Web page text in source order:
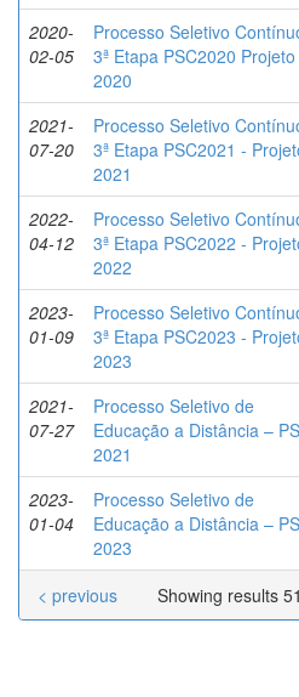
2020-
02-05
Processo Seletivo
3ª Etapa PSC2020 Projeto
2020
2021-
07-20
Processo Seletivo
3ª Etapa PSC2021 -
2021
2022-
04-12
Processo Seletivo
3ª Etapa PSC2022 -
2022
2023-
01-09
Processo Seletivo
3ª Etapa PSC2023 -
2023
2021-
07-27
Processo Seletivo de
Educação a Distância –
2021
2023-
01-04
Processo Seletivo de
Educação a Distância –
2023
Showing results
< previous